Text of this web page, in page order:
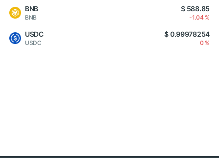
BNB
BNB
$ 588.85
-1.04 %
USDC
USDC
$ 0.99978254
0 %